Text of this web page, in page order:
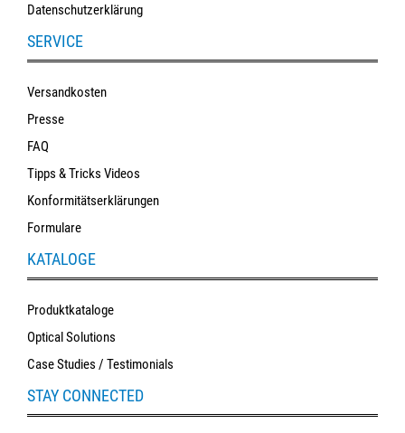
Datenschutzerklärung
SERVICE
Versandkosten
Presse
FAQ
Tipps & Tricks Videos
Konformitätserklärungen
Formulare
KATALOGE
Produktkataloge
Optical Solutions
Case Studies / Testimonials
STAY CONNECTED